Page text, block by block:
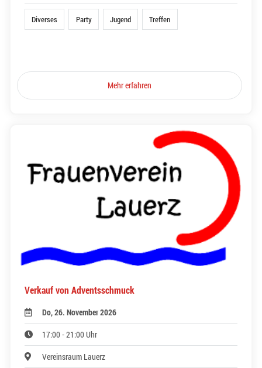
Diverses Party Jugend Treffen
Mehr erfahren
Verkauf von Adventsschmuck
Do, 26. November 2026
17:00 - 21:00 Uhr
Vereinsraum Lauerz